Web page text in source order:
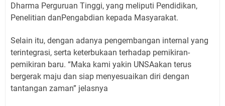
Dharma Perguruan Tinggi, yang meliputi Pendidikan,
Penelitian danPengabdian kepada Masyarakat.
Selain itu, dengan adanya pengembangan internal yang
terintegrasi, serta keterbukaan terhadap pemikiran-
pemikiran baru. “Maka kami yakin UNSAakan terus
bergerak maju dan siap menyesuaikan diri dengan
tantangan zaman” jelasnya